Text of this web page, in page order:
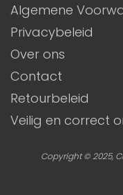
Algemene
Privacybeleid
Over ons
Contact
Retourbeleid
Veilig en correct
Copyright © 2025,